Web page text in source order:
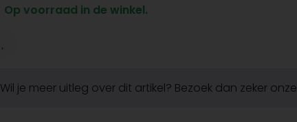
Op voorraad in de winkel.
Wil je meer uitleg over dit artikel? Bezoek dan zeker onze